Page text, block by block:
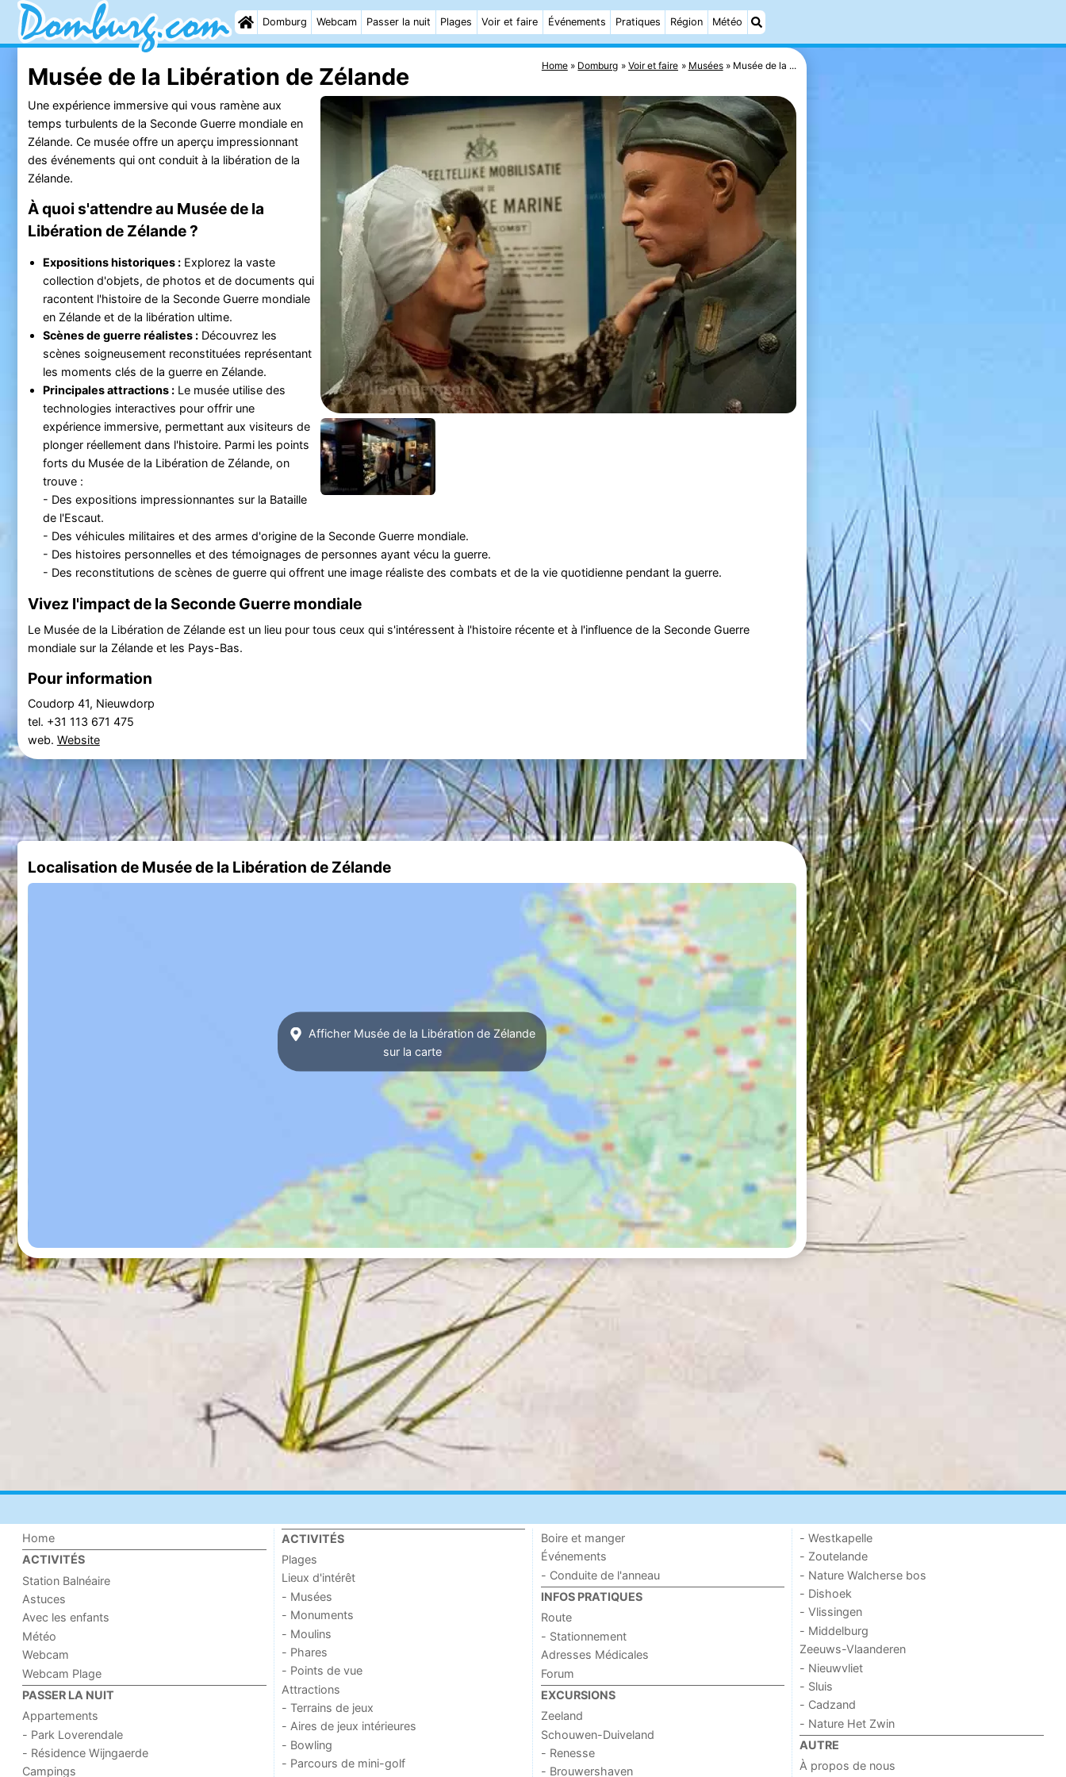
Domburg Webcam Passer la nuit Plages Voir et faire Événements Pratiques Région Météo
Home Domburg Voir et faire Musées Musée de la ...
Musée de la Libération de Zélande
Une expérience immersive qui vous ramène aux
temps turbulents de la Seconde Guerre mondiale en
Zélande. Ce musée offre un aperçu impressionnant
des événements qui ont conduit à la libération de la
Zélande.
À quoi s'attendre au Musée de la
Libération de Zélande ?
Expositions historiques :Explorez la vaste
collection d'objets, de photos et de documents qui
racontent l'histoire de la Seconde Guerre mondiale
en Zélande et de la libération ultime.
Scènes de guerre réalistes :Découvrez les
scènes soigneusement reconstituées représentant
les moments clés de la guerre en Zélande.
Principales attractions :Le musée utilise des
technologies interactives pour offrir une
expérience immersive, permettant aux visiteurs de
plonger réellement dans l'histoire. Parmi les points
forts du Musée de la Libération de Zélande, on
trouve :
- Des expositions impressionnantes sur la Bataille
de l'Escaut.
- Des véhicules militaires et des armes d'origine de la Seconde Guerre mondiale.
- Des histoires personnelles et des témoignages de personnes ayant vécu la guerre.
- Des reconstitutions de scènes de guerre qui offrent une image réaliste des combats et de la vie quotidienne pendant la guerre.
Vivez l'impact de la Seconde Guerre mondiale
Le Musée de la Libération de Zélande est un lieu pour tous ceux qui s'intéressent à l'histoire récente et à l'influence de la Seconde Guerre
mondiale sur la Zélande et les Pays-Bas.
Pour information
Coudorp 41, Nieuwdorp
tel. +31 113 671 475
web. Website
Localisation de Musée de la Libération de Zélande
Afficher Musée de la Libération de Zélande
sur la carte
Home
ACTIVITÉS
Station Balnéaire
Astuces
Avec les enfants
Météo
Webcam
Webcam Plage
PASSER LA NUIT
Appartements
- Park Loverendale
- Résidence Wijngaerde
Campings
ACTIVITÉS
Plages
Lieux d'intérêt
- Musées
- Monuments
- Moulins
- Phares
- Points de vue
Attractions
- Terrains de jeux
- Aires de jeux intérieures
- Bowling
- Parcours de mini-golf
Boire et manger
Événements
- Conduite de l'anneau
INFOS PRATIQUES
Route
- Stationnement
Adresses Médicales
Forum
EXCURSIONS
Zeeland
Schouwen-Duiveland
- Renesse
- Brouwershaven
- Westkapelle
- Zoutelande
- Nature Walcherse bos
- Dishoek
- Vlissingen
- Middelburg
Zeeuws-Vlaanderen
- Nieuwvliet
- Sluis
- Cadzand
- Nature Het Zwin
AUTRE
À propos de nous